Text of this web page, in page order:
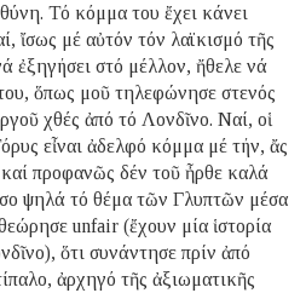
Τό κόμμα του ἔχει κάνει
ἴσως μέ αὐτόν τόν λαϊκισμό τῆς
ἐξηγήσει στό μέλλον, ἤθελε νά
ὅπως μοῦ τηλεφώνησε στενός
χθές ἀπό τό Λονδῖνο. Ναί, οἱ
εἶναι ἀδελφό κόμμα μέ τήν, ἄς
προφανῶς δέν τοῦ ἦρθε καλά
ψηλά τό θέμα τῶν Γλυπτῶν μέσα
unfair (ἔχουν μία ἱστορία
ὅτι συνάντησε πρίν ἀπό
ἀρχηγό τῆς ἀξιωματικῆς